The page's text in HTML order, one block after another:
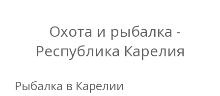
Охота и рыбалка -
Республика Карелия
Рыбалка в Карелии